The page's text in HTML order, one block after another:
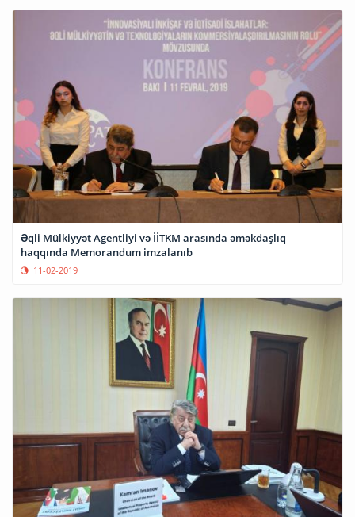
Əqli Mülkiyyət Agentliyi və İİTKM arasında əməkdaşlıq
haqqında Memorandum imzalanıb
11-02-2019